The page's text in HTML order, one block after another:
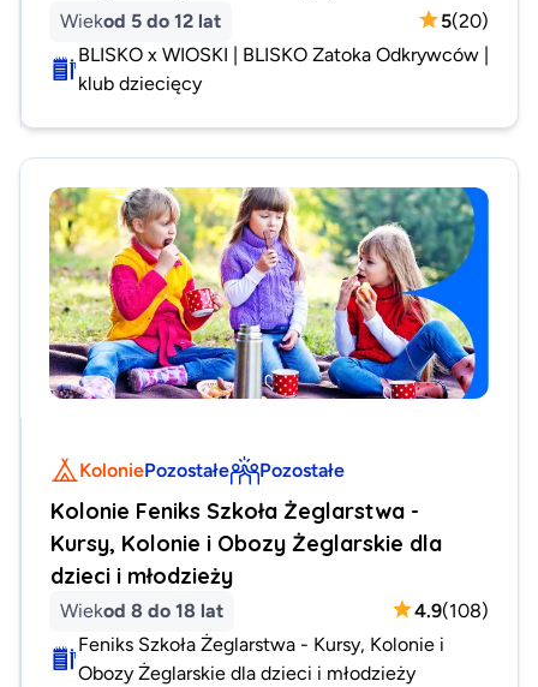
Wiekod 5 do 12 lat 5(20)
BLISKO x WIOSKI | BLISKO Zatoka Odkrywców |
klub dziecięcy
KoloniePozostałe Pozostałe
Kolonie Feniks Szkoła Żeglarstwa -
Kursy, Kolonie i Obozy Żeglarskie dla
dzieci i młodzieży
Wiekod 8 do 18 lat 4.9(108)
Feniks Szkoła Żeglarstwa - Kursy, Kolonie i
Obozy Żeglarskie dla dzieci i młodzieży